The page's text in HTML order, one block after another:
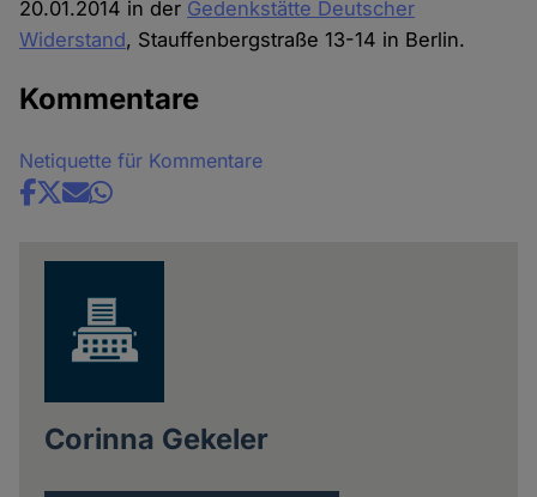
20.01.2014 in der Gedenkstätte Deutscher
Widerstand, Stauffenbergstraße 13-14 in Berlin.
Kommentare
Netiquette für Kommentare
Share
Corinna Gekeler